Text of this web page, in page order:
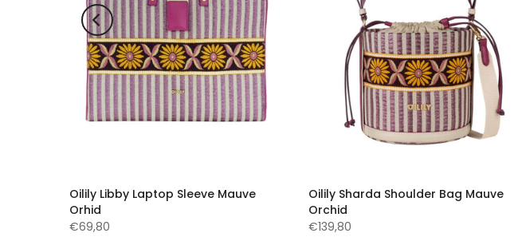
Oilily Libby Laptop Sleeve Mauve
Orhid
€69,80
Oilily Sharda Shoulder Bag Mauve
Orchid
€139,80